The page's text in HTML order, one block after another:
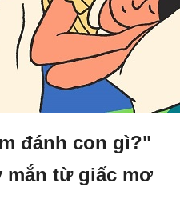
đánh con gì?"
mắn từ giấc mơ